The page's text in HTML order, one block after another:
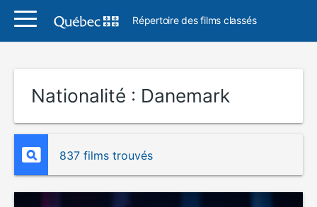
Répertoire des films classés
Nationalité : Danemark
837 films trouvés